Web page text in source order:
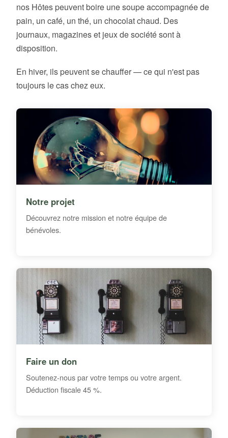
nos Hôtes peuvent boire une soupe accompagnée de
pain, un café, un thé, un chocolat chaud. Des
journaux, magazines et jeux de société sont à
disposition.
En hiver, ils peuvent se chauffer — ce qui n'est pas
toujours le cas chez eux.
Notre projet
Découvrez notre mission et notre équipe de
bénévoles.
Faire un don
Soutenez-nous par votre temps ou votre argent.
Déduction fiscale 45 %.